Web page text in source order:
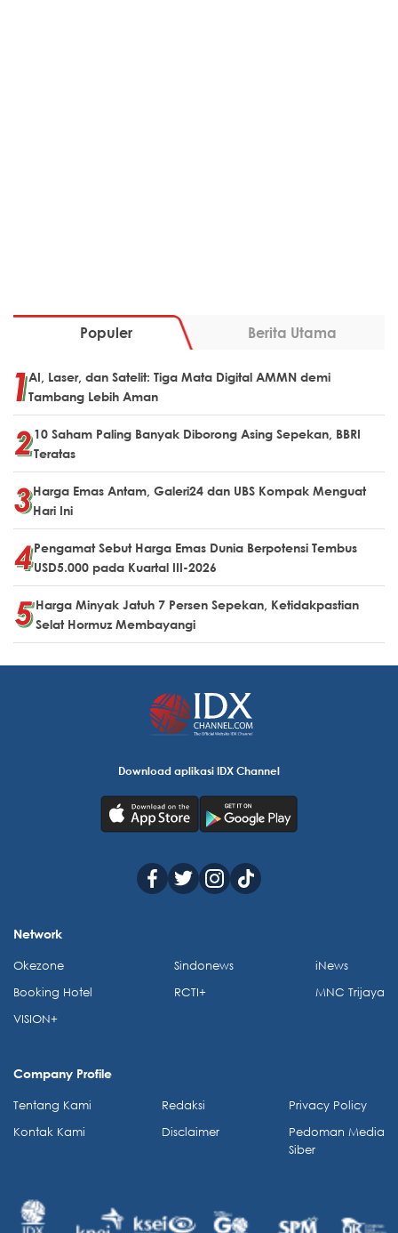
Populer Berita Utama
AI, Laser, dan Satelit: Tiga Mata Digital AMMN demi
Tambang Lebih Aman
10 Saham Paling Banyak Diborong Asing Sepekan, BBRI
Teratas
Harga Emas Antam, Galeri24 dan UBS Kompak Menguat
Hari Ini
Pengamat Sebut Harga Emas Dunia Berpotensi Tembus
USD5.000 pada Kuartal III-2026
Harga Minyak Jatuh 7 Persen Sepekan, Ketidakpastian
Selat Hormuz Membayangi
Download aplikasi IDX Channel
Network
Okezone
Booking Hotel
VISION+
Sindonews
RCTI+
iNews
MNC Trijaya
Company Profile
Tentang Kami
Kontak Kami
Redaksi
Disclaimer
Privacy Policy
Pedoman Media
Siber